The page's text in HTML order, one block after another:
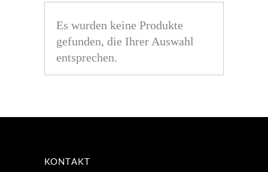
Es wurden keine Produkte
gefunden, die Ihrer Auswahl
entsprechen.
KONTAKT